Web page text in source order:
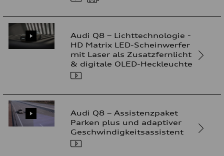
Audi Q8 – Lichttechnologie -
HD Matrix LED-Scheinwerfer
mit Laser als Zusatzfernlicht
& digitale OLED-Heckleuchte
Audi Q8 – Assistenzpaket
Parken plus und adaptiver
Geschwindigkeitsassistent